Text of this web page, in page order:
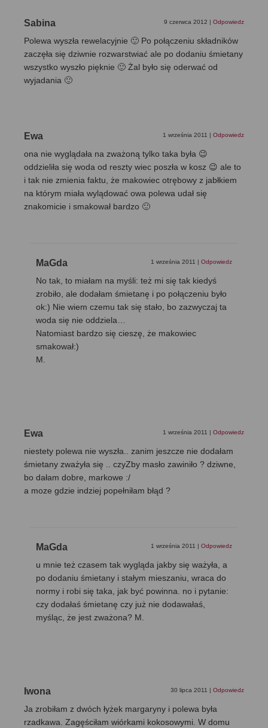
Sabina 9 czerwca 2012 | Odpowiedz
Polewa wyszła rewelacyjnie 🙂 Po połączeniu składników
zaczęła się dziwnie rozwarstwiać ale po dodaniu śmietany
wszystko wyszło pięknie 🙂 Żal było się oderwać od
wyjadania 🙂
Ewa 1 września 2011 | Odpowiedz
ona nie wyglądała na zważoną tylko taka była 😉
oddzieliła się woda od reszty wiec poszła w kosz 😉 ale to
i tak nie zmienia faktu, że makowiec otrębowy z jabłkiem
na którym miała wylądować owa polewa udał się
znakomicie i smakował bardzo 🙂
MaGda 1 września 2011 | Odpowiedz
No tak, to miałam na myśli: też mi się tak kiedyś
zrobiło, ale dodałam śmietanę i po połączeniu było
ok:) Nie wiem czemu tak się stało, bo zazwyczaj ta
woda się nie oddziela…
Natomiast bardzo się cieszę, że makowiec
smakował:)
M.
Ewa 1 września 2011 | Odpowiedz
niestety polewa nie wyszła.. zanim jeszcze nie dodałam
śmietany zważyła się .. czyZby masło zawiniło ? dziwne,
bo dałam dobre, markowe :/
a moze gdzie indziej popełniłam błąd ?
MaGda 1 września 2011 | Odpowiedz
u mnie też czasem tak wygląda jakby się ważyła, a
po dodaniu śmietany i stałym mieszaniu, wraca do
normy i robi się taka, jak być powinna. no i pytanie:
czy dodałaś śmietanę czy już nie dodawałaś,
myśląc, że jest zważona? M.
Iwona 30 lipca 2011 | Odpowiedz
Ja zrobiłam z dwóch łyżek margaryny i polewa była
rzadkawa. Zagęściłam wiórkami kokosowymi. W domu